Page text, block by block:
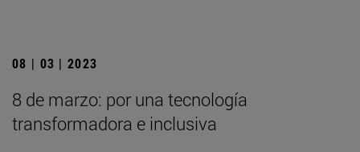
08 | 03 | 2023
8 de marzo: por una tecnología
transformadora e inclusiva